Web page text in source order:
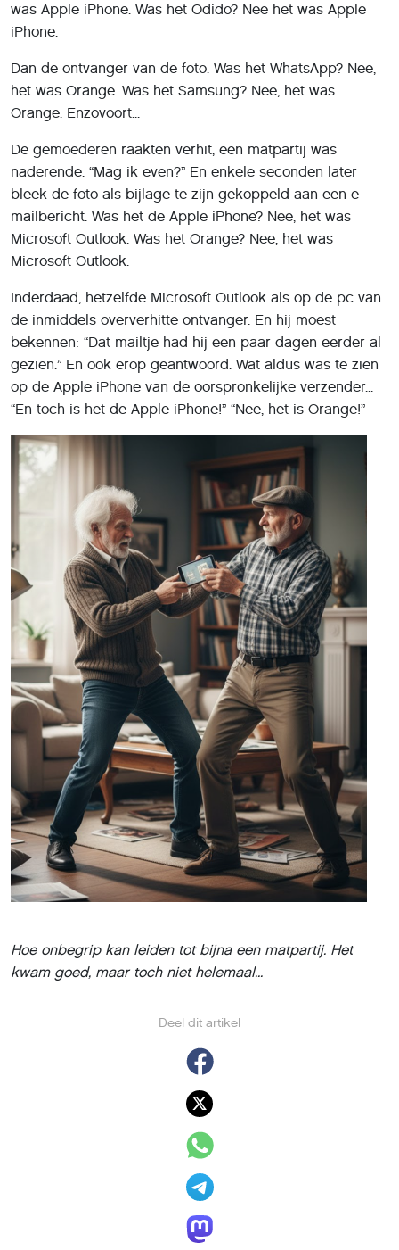
Deel dit artikel
was Apple iPhone. Was het Odido? Nee het was Apple
iPhone.
Dan de ontvanger van de foto. Was het WhatsApp? Nee,
het was Orange. Was het Samsung? Nee, het was
Orange. Enzovoort...
De gemoederen raakten verhit, een matpartij was
naderende. “Mag ik even?” En enkele seconden later
bleek de foto als bijlage te zijn gekoppeld aan een e-
mailbericht. Was het de Apple iPhone? Nee, het was
Microsoft Outlook. Was het Orange? Nee, het was
Microsoft Outlook.
Inderdaad, hetzelfde Microsoft Outlook als op de pc van
de inmiddels oververhitte ontvanger. En hij moest
bekennen: “Dat mailtje had hij een paar dagen eerder al
gezien.” En ook erop geantwoord. Wat aldus was te zien
op de Apple iPhone van de oorspronkelijke verzender...
“En toch is het de Apple iPhone!” “Nee, het is Orange!”
Hoe onbegrip kan leiden tot bijna een matpartij. Het
kwam goed, maar toch niet helemaal...